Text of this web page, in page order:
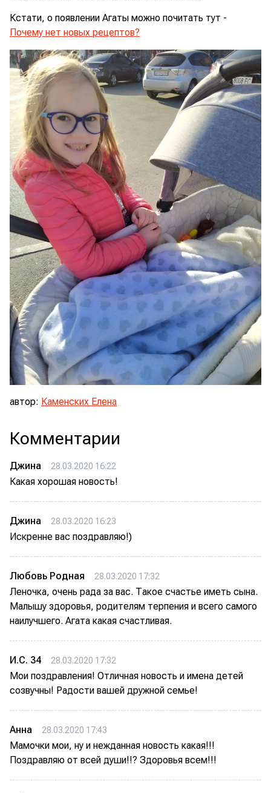
Кстати, о появлении Агаты можно почитать тут -
Почему нет новых рецептов?
автор: Каменских Елена
Комментарии
Джина 28.03.2020 16:22
Какая хорошая новость!
Джина 28.03.2020 16:23
Искренне вас поздравляю!)
Любовь Родная 28.03.2020 17:32
Леночка, очень рада за вас. Такое счастье иметь сына.
Малышу здоровья, родителям терпения и всего самого
наилучшего. Агата какая счастливая.
И.С. 34 28.03.2020 17:32
Мои поздравления! Отличная новость и имена детей
созвучны! Радости вашей дружной семье!
Анна 28.03.2020 17:43
Мамочки мои, ну и нежданная новость какая!!!
Поздравляю от всей души!!? Здоровья всем!!!